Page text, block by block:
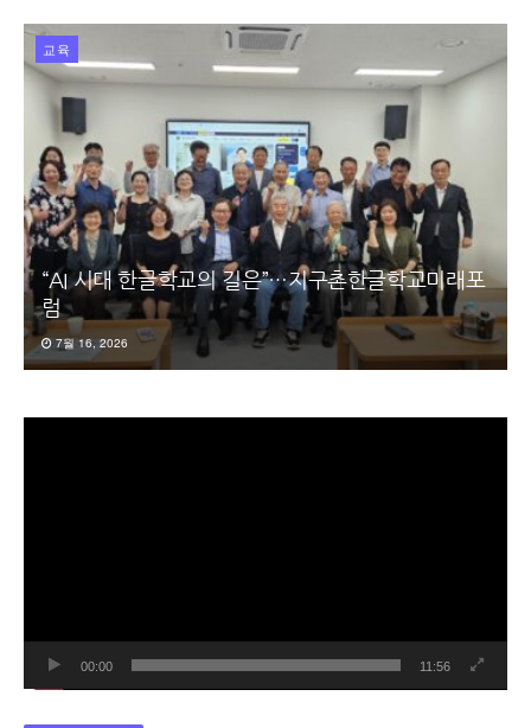
교육
“AI 시대 한글학교의 길은”…지구촌한글학교미래포
럼
7월 16, 2026
00:00 11:56